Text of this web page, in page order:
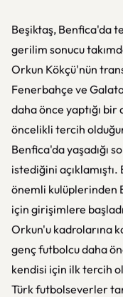
Beşiktaş, Benfica'da
gerilim sonucu
Orkun Kökçü'nün
Fenerbahçe ve
daha önce yaptığı bir
öncelikli tercih
Benfica'da yaşadığı
istediğini
önemli kulüplerinden
için girişimlere
Orkun'u kadrolarına
genç futbolcu daha
kendisi için ilk tercih
Türk futbolseverler